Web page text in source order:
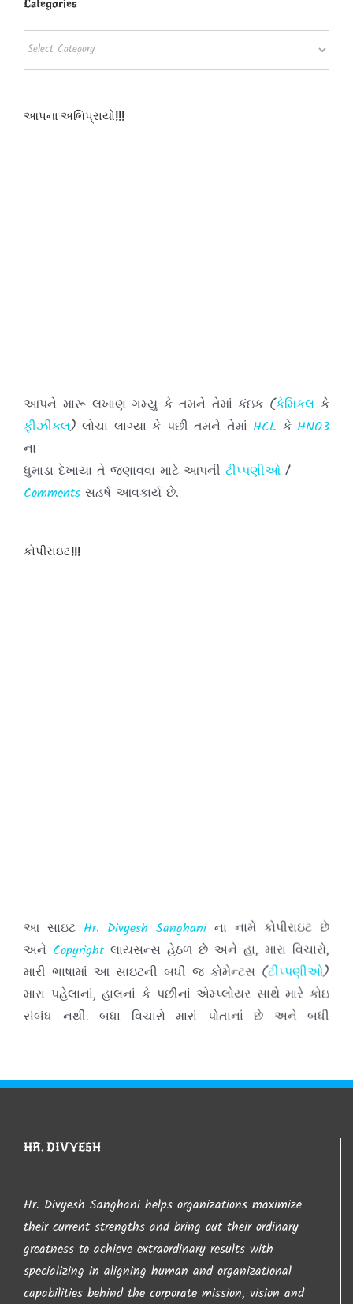
Categories
Categories
આપના અભિપ્રાયો!!!
આપને મારૂ લખાણ ગમ્યુ કે તમને તેમાં કંઇક (કેમિકલ કે
ફીઝીકલ) લોચા લાગ્યા કે પછી તમને તેમાં HCL કે HNO3
ના
ધુમાડા દેખાયા તે જણાવવા માટે આપની ટીપ્પણીઓ /
Comments
સહર્ષ આવકાર્ય છે.
તમારા અભિપ્રાયો મને પહોંચાડવા માટે દરેક પોસ્ટ
કોપીરાઇટ!!!
આ સાઇટ Hr. Divyesh Sanghaniના નામે કોપીરાઇટ છે
અને Copyright લાયસન્સ હેઠળ છે અને હા, મારા વિચારો,
મારી ભાષામાં આ સાઇટની બધી જ કોમેન્ટસ (ટીપ્પણીઓ)
મારા પહેલાનાં, હાલનાં કે પછીનાં એમ્પ્લોયર સાથે મારે કોઇ
સંબંધ નથી. બધા વિચારો મારાં પોતાનાં છે અને બધી
કરવામા આવશે તો તેની ખાસ નોંધ લેવા વિંનતી. જો કોઇ
કરવા વિનંતી.
આપ નો ખુબ ખુબ આભાર…
HR. DIVYESH
Hr. Divyesh Sanghani helps organizations maximize
their current strengths and bring out their ordinary
greatness to achieve extraordinary results with
specializing in aligning human and organizational
capabilities behind the corporate mission, vision and